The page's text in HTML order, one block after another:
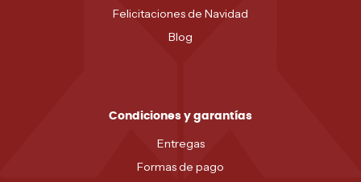
Felicitaciones de Navidad
Blog
Condiciones y garantías
Entregas
Formas de pago